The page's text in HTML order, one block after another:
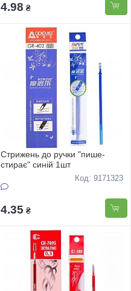
4.98 ₴
Стрижень до ручки "пише-
стирає" синiй 1шт
Код: 9171323
4.35 ₴